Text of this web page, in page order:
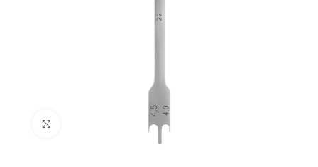
Cliquez pour agrandir